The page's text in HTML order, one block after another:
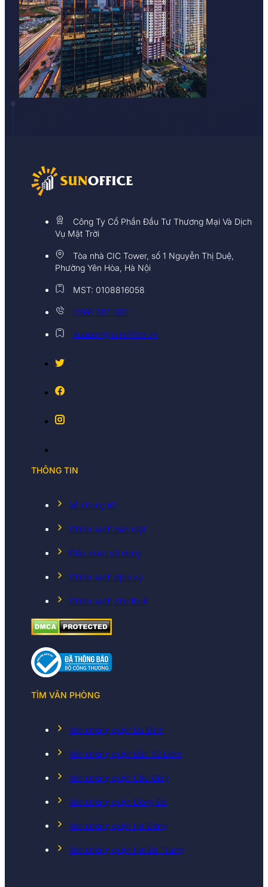
Công Ty Cổ Phần Đầu Tư Thương Mại Và Dịch
Vụ Mặt Trời
Tòa nhà CIC Tower, số 1 Nguyễn Thị Duệ,
Phường Yên Hòa, Hà Nội
MST: 0108816058
0968 382 682
support@sunoffice.vn
THÔNG TIN
Về chúng tôi
Chính sách bảo mật
Điều koản sử dụng
Chính sách dịch vụ
Chính sách cho thuê
TÌM VĂN PHÒNG
Văn phòng quận Ba Đình
Văn phòng quận Bắc Từ Liêm
Văn phòng quận Cầu Giấy
Văn phòng quận Đống Đa
Văn phòng quận Hà Đông
Văn phòng quận Hai Bà Trưng